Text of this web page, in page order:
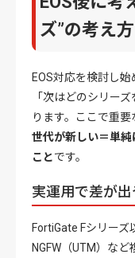
ズ”の考え方
EOS対応を検討し始
「次はどのシリー
ります。ここで重要
世代が新しい＝単
ことです。
実運用で差が
FortiGate Fシリーズ
NGFW（UTM）な